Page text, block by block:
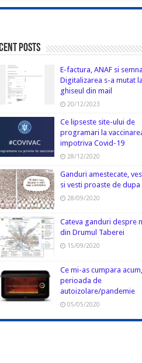
Posts
E-factura, ANAF si
Digitalizarea s-a mutat la
ghiseul din mail
20/12/2023
Ce lipseste site-ului de
programari la
impotriva Covid-19
28/12/2020
Ganduri amestecate,
si vesti proaste de dupa
28/09/2020
Cateva ganduri despre
din Drumul Taberei
15/09/2020
Ce mi-as cumpara
perioada de
autoizolare/pandemie
05/05/2020